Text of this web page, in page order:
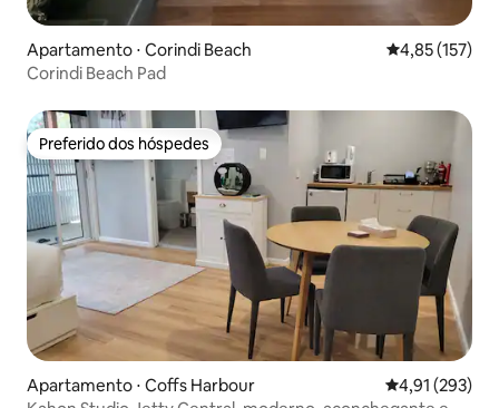
Apartamento ⋅ Corindi Beach 4,85 de uma
4,85 (157)
Corindi Beach Pad
Preferido dos hóspedes
Preferido dos hóspedes
Apartamento ⋅ Coffs Harbour 4,91 de uma
4,91 (293)